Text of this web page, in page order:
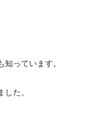
っています。
た。